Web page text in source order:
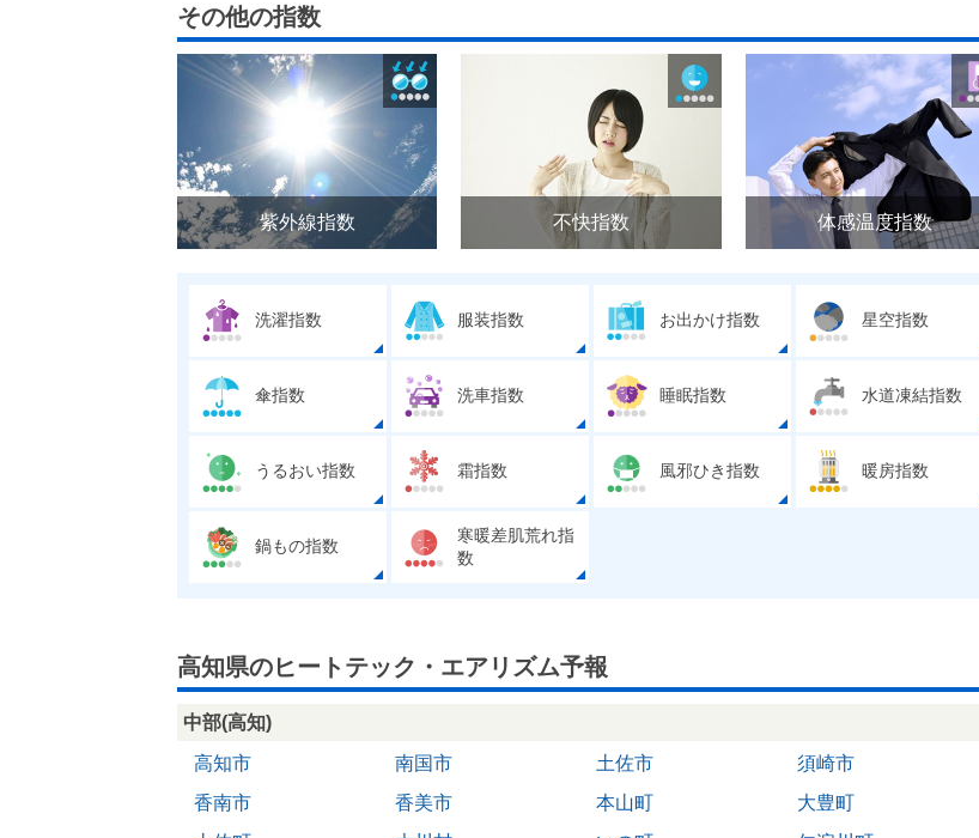
その他の指数
紫外線指数 不快指数 体感温度指数
洗濯指数 服装指数 お出かけ指数 星空指数
傘指数 洗車指数 睡眠指数 水道凍結指数
うるおい指数 霜指数 風邪ひき指数 暖房指数
鍋もの指数
寒暖差肌荒れ指
数
高知県のヒートテック・エアリズム予報
中部(高知)
高知市
南国市 土佐市
須崎市
香南市
香美市 本山町
大豊町